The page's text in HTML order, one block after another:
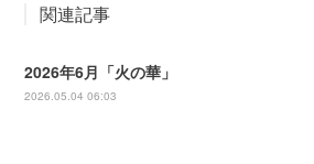
関連記事
2026年6月「火の華」
2026.05.04 06:03